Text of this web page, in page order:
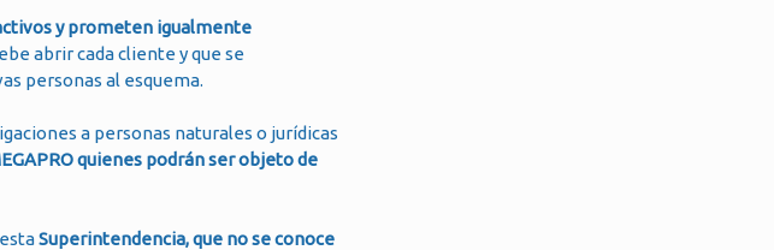
y prometen igualmente
abrir cada cliente y que se
personas al esquema.
a personas naturales o jurídicas
quienes podrán ser objeto de
Superintendencia, que no se conoce